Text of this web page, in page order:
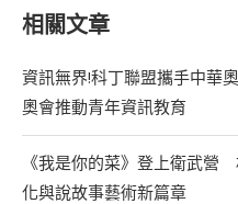
相關文章
資訊無界!科丁聯盟攜手中華
奧會推動青年資訊教育
《我是你的菜》登上衛武營
化與說故事藝術新篇章